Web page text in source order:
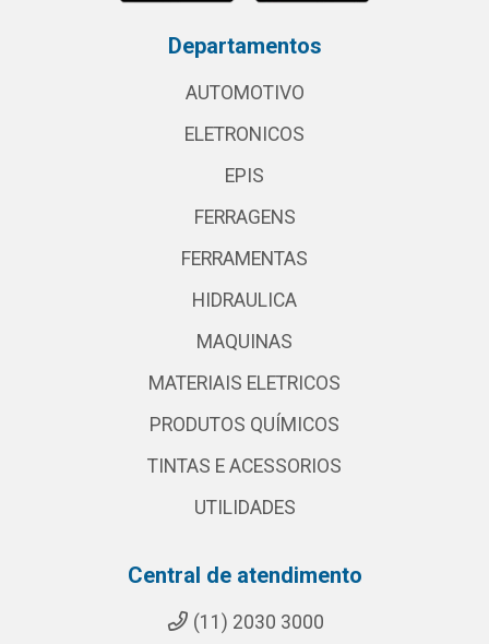
Departamentos
AUTOMOTIVO
ELETRONICOS
EPIS
FERRAGENS
FERRAMENTAS
HIDRAULICA
MAQUINAS
MATERIAIS ELETRICOS
PRODUTOS QUÍMICOS
TINTAS E ACESSORIOS
UTILIDADES
Central de atendimento
(11) 2030 3000